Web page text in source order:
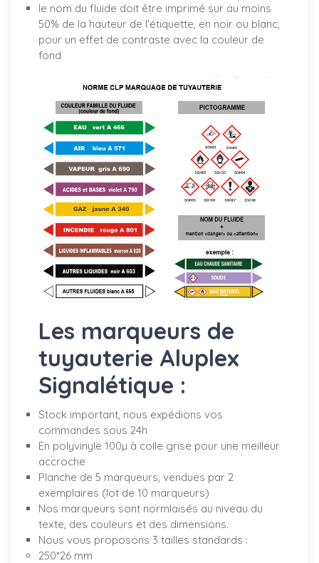
le nom du fluide doit être imprimé sur au moins
50% de la hauteur de l'étiquette, en noir ou blanc,
pour un effet de contraste avec la couleur de
fond
Les marqueurs de
tuyauterie Aluplex
Signalétique :
Stock important, nous expédions vos
commandes sous 24h
En polyvinyle 100µ à colle grise pour une meilleur
accroche
Planche de 5 marqueurs, vendues par 2
exemplaires (lot de 10 marqueurs)
Nos marqueurs sont normlaisés au niveau du
texte, des couleurs et des dimensions.
Nous vous proposons 3 tailles standards :
250*26 mm